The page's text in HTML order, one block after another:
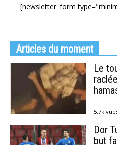
[newsletter_form
Articles du moment
Le
5.7k
Dor
but